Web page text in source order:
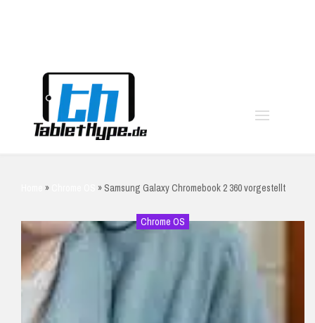
» » Samsung Galaxy Chromebook 2 360 vorgestellt
Chrome OS